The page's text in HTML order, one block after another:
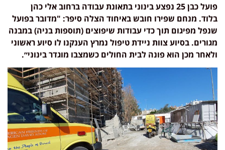
פועל כבן 25 נפצע בינוני בתאונת עבודה ברחוב אלי כהן
בלוד. מנחם שפירו חובש באיחוד הצלה סיפר: "מדובר בפועל
שנפל מפיגום תוך כדי עבודות שיפוצים (תוספות בניה) במבנה
מגורים. בסיוע צוות ניידת טיפול נמרץ הענקנו לו סיוע ראשוני
ולאחר מכן הוא פונה לבית החולים כשמצבו מוגדר בינוני״.